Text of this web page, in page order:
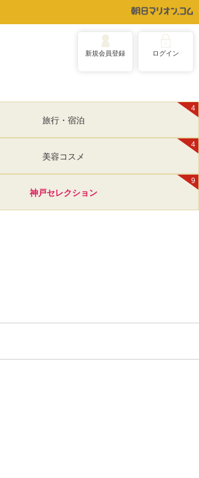
新規会員登録 ログイン
4
旅行・宿泊
4
美容コスメ
9
神戸セレクション